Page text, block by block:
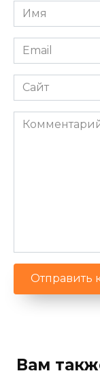
Имя
*
Email
*
Сайт
Комментарий
Вам